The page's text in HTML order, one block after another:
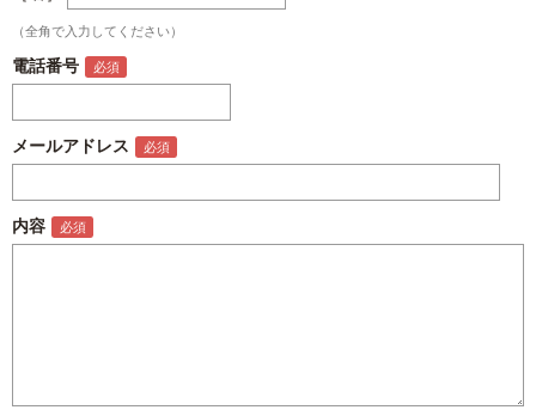
（全角で入力してください）
電話番号
メールアドレス
内容